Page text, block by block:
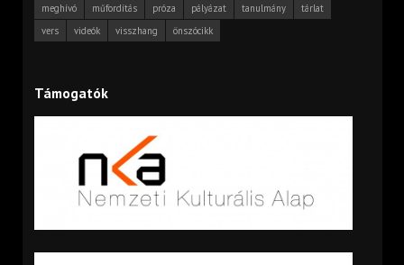
meghívó
műfordítás próza pályázat tanulmány
tárlat
vers
videók visszhang önszócikk
Támogatók